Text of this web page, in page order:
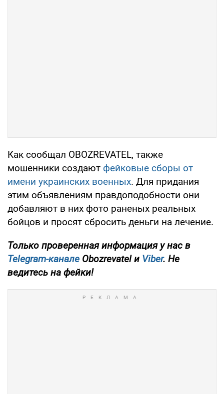
Как сообщал OBOZREVATEL, также
мошенники создают фейковые сборы от
имени украинских военных. Для придания
этим объявлениям правдоподобности они
добавляют в них фото раненых реальных
бойцов и просят сбросить деньги на лечение.
Только проверенная информация у нас в
Telegram-канале Obozrevatel и Viber. Не
ведитесь на фейки!